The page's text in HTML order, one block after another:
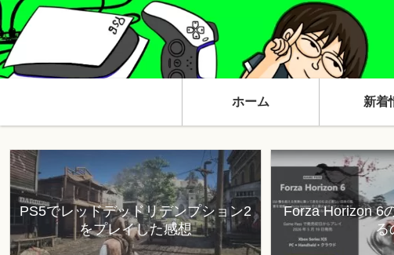
ホーム 新着
PS5でレッドデッドリデンプション2
をプレイした感想
Forza Horizon 6
る